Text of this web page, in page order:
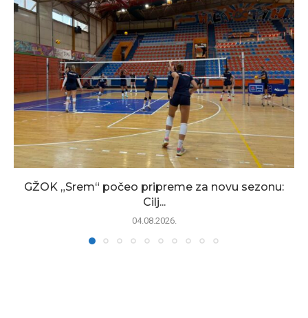
GŽOK „Srem“ počeo pripreme za novu sezonu:
Cilj...
04.08.2026.